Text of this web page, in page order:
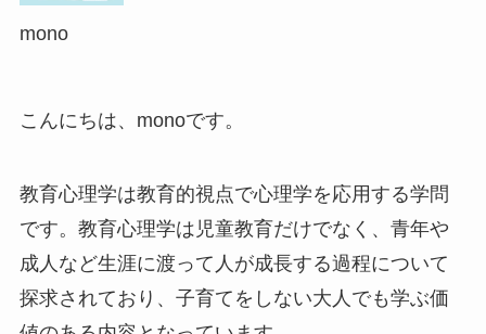
mono
こんにちは、monoです。
教育心理学は教育的視点で心理学を応用する学問
です。教育心理学は児童教育だけでなく、青年や
成人など生涯に渡って人が成長する過程について
探求されており、子育てをしない大人でも学ぶ価